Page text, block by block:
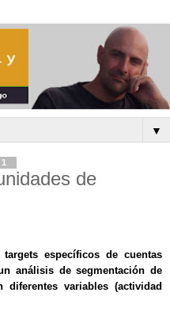
▼
de
específicos de cuentas
análisis de segmentación de
variables (actividad